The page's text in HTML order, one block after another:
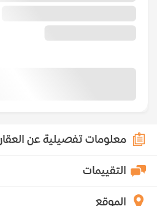
معلومات تفصيلية عن العقار
التقييمات
الموقع